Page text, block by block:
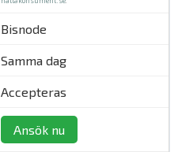
Bisnode
Samma dag
Accepteras
Ansök nu